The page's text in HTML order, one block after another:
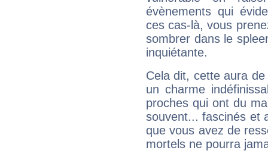
évènements qui
ces cas-là, vous
sombrer dans le
inquiétante.
Cela dit, cette aura
un charme
proches qui ont du
souvent... fascinés et
que vous avez de
mortels ne pourra